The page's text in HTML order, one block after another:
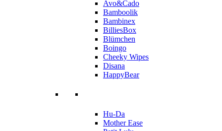
Avo&Cado
Bamboolik
Bambinex
BilliesBox
Blümchen
Boingo
Cheeky Wipes
Disana
HappyBear
Hu-Da
Mother Ease